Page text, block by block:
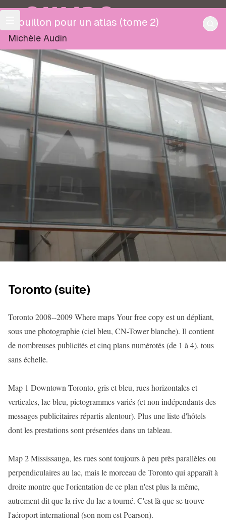
OULIPO
Brouillon pour un atlas (tome 2)
Michèle Audin
Toronto (suite)
Toronto 2008--2009 Where maps Your free copy est un dépliant,
sous une photographie (ciel bleu, CN-Tower blanche). Il contient
de nombreuses publicités et cinq plans numérotés (de 1 à 4), tous
sans échelle.
Map 1 Downtown Toronto, gris et bleu, rues horizontales et
verticales, lac bleu, pictogrammes variés (et non indépendants des
messages publicitaires répartis alentour). Plus une liste d'hôtels
dont les prestations sont présentées dans un tableau.
Map 2 Mississauga, les rues sont toujours à peu près parallèles ou
perpendiculaires au lac, mais le morceau de Toronto qui apparaît à
droite montre que l'orientation de ce plan n'est plus la même,
autrement dit que la rive du lac a tourné. C'est là que se trouve
l'aéroport international (son nom est Pearson).